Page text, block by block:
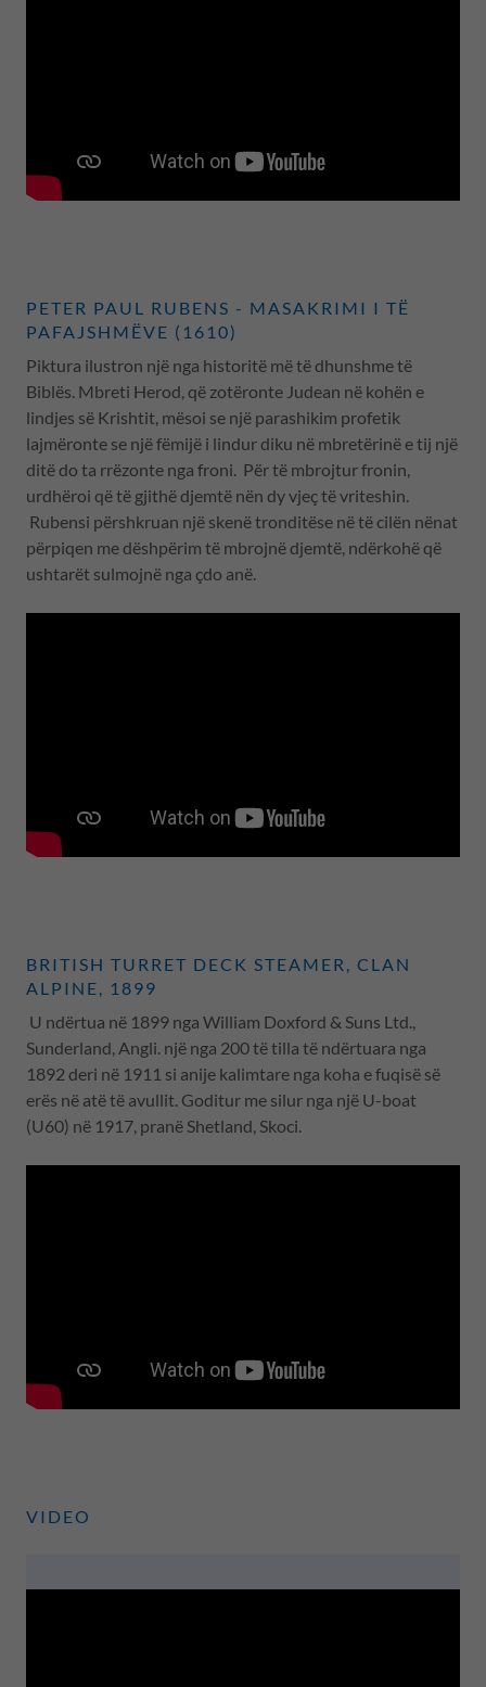
PETER PAUL RUBENS - MASAKRIMI I TË
PAFAJSHMËVE (1610)
Piktura ilustron një nga historitë më të dhunshme të
Biblës. Mbreti Herod, që zotëronte Judean në kohën e
lindjes së Krishtit, mësoi se një parashikim profetik
lajmëronte se një fëmijë i lindur diku në mbretërinë e tij një
ditë do ta rrëzonte nga froni. Për të mbrojtur fronin,
urdhëroi që të gjithë djemtë nën dy vjeç të vriteshin.
Rubensi përshkruan një skenë tronditëse në të cilën nënat
përpiqen me dëshpërim të mbrojnë djemtë, ndërkohë që
ushtarët sulmojnë nga çdo anë.
BRITISH TURRET DECK STEAMER, CLAN
ALPINE, 1899
U ndërtua në 1899 nga William Doxford & Suns Ltd.,
Sunderland, Angli. një nga 200 të tilla të ndërtuara nga
1892 deri në 1911 si anije kalimtare nga koha e fuqisë së
erës në atë të avullit. Goditur me silur nga një U-boat
(U60) në 1917, pranë Shetland, Skoci.
VIDEO